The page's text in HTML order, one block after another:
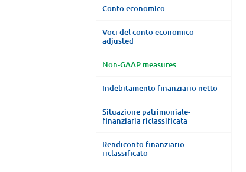
Conto economico
Voci del conto economico
adjusted
Non-GAAP measures
Indebitamento finanziario netto
Situazione patrimoniale-
finanziaria riclassificata
Rendiconto finanziario
riclassificato